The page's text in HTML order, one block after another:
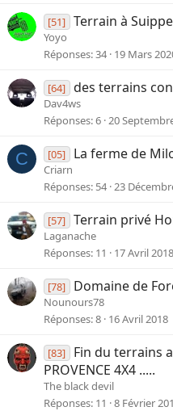
[51] Terrain à
Yoyo
Réponses 34 19 Mars
[64] des terrains
Dav4ws
Réponses 6 20
C [05] La ferme de
Criarn
Réponses 54 23
[57] Terrain privé
Laganache
Réponses 11 17 Avril 2018
[78] Domaine de
Nounours78
Réponses 8 16 Avril 2018
[83]
Fin du terrains
PROVENCE 4X4 .....
The black devil
Réponses 11 8 Février